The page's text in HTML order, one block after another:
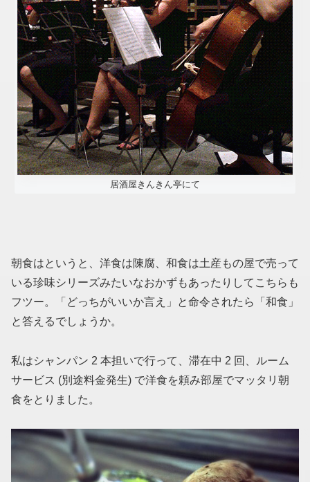
居酒屋きんきん亭にて
朝食はというと、洋食は陳腐、和食は土産もの屋で売って
いる珍味シリーズみたいなおかずもあったりしてこちらも
フツー。「どっちがいいか言え」と命令されたら「和食」
と答えるでしょうか。
私はシャンパン 2 本担いで行って、滞在中 2 回、ルーム
サービス (別途料金発生) で洋食を頼み部屋でマッタリ朝
食をとりました。